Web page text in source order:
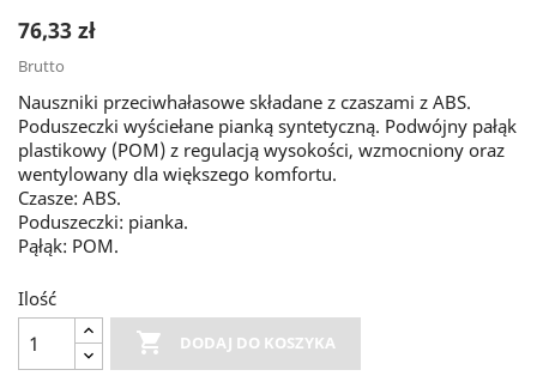
76,33 zł
Brutto
Nauszniki przeciwhałasowe składane z czaszami z ABS.
Poduszeczki wyściełane pianką syntetyczną. Podwójny pałąk
plastikowy (POM) z regulacją wysokości, wzmocniony oraz
wentylowany dla większego komfortu.
Czasze: ABS.
Poduszeczki: pianka.
Pąłąk: POM.
Ilość
 DODAJ DO KOSZYKA